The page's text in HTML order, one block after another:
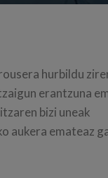
hurbildu
erantzuna
bizi uneak
aukera emateaz